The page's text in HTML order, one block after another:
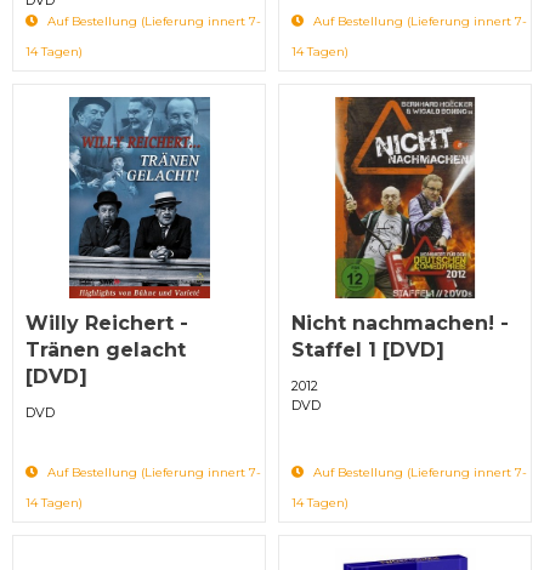
Auf Bestellung (Lieferung innert 7-
14 Tagen)
Auf Bestellung (Lieferung innert 7-
14 Tagen)
Willy Reichert -
Tränen gelacht
[DVD]
DVD
Auf Bestellung (Lieferung innert 7-
14 Tagen)
Nicht nachmachen! -
Staffel 1 [DVD]
2012
DVD
Auf Bestellung (Lieferung innert 7-
14 Tagen)